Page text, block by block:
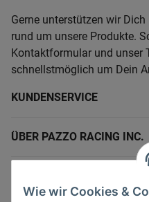
Wie wir Cookies &
Gerne unterstützen wir
rund um unsere Produkte.
Kontaktformular und unser
schnellstmöglich um Dein
KUNDENSERVICE
ÜBER PAZZO RACING INC.